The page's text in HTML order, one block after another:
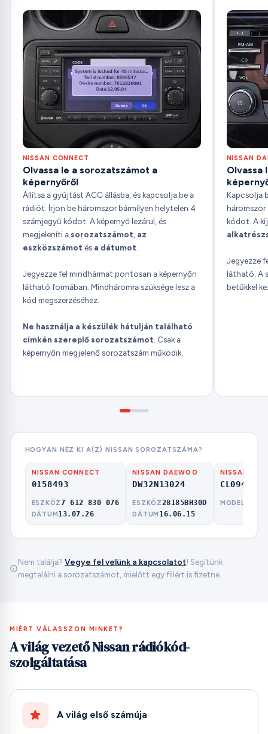
NISSAN CONNECT
Olvassa le a sorozatszámot a
képernyőről
Állítsa a gyújtást ACC állásba, és kapcsolja be a
rádiót. Írjon be háromszor bármilyen helytelen 4
számjegyű kódot. A képernyő lezárul, és
megjeleníti asorozatszámot az
eszközszámot és a dátumot
Jegyezze fel mindhármat pontosan a képernyőn
látható formában. Mindháromra szüksége lesz a
kód megszerzéséhez.
Ne használja a készülék hátulján található
címkén szereplő sorozatszámot . Csak a
képernyőn megjelenő sorozatszám működik.
NISSAN
Olvassa
Kapcsolja
háromszor
kódot. A
Jegyezze
látható. A
betűkkel
HOGYAN NÉZ KI A(Z) NISSAN SOROZATSZÁMA?
NISSAN CONNECT
0158493
ESZKÖZ7 612 830 076
DÁTUM 13.07.26
NISSAN DAEWOO
DW32N13024
ESZKÖZ28185BH30D
DÁTUM 16.06.15
NISSAN
MODELL
Nem találja? Vegye fel velünk a kapcsolatot! Segítünk
megtalálni a sorozatszámot, mielőtt egy fillért is fizetne.
MIÉRT VÁLASSZON MINKET?
A világ vezető Nissan rádiókód-
szolgáltatása
A világ első számúja